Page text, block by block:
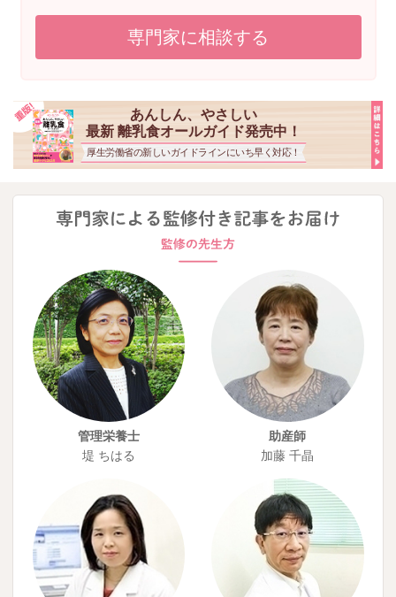
専門家に相談する
あんしん、やさしい
最新 離乳食オールガイド発売中！
厚生労働省の新しいガイドラインにいち早く対応！
管理栄養士
堤 ちはる
助産師
加藤 千晶